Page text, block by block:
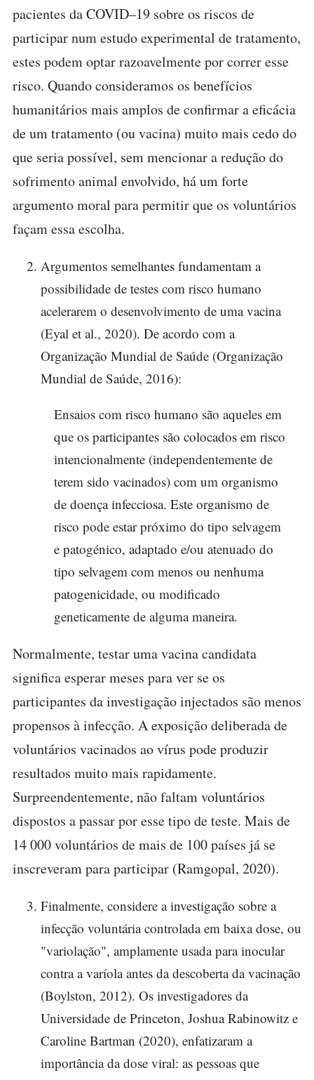
pacientes da COVID–19 sobre os riscos de
participar num estudo experimental de tratamento,
estes podem optar razoavelmente por correr esse
risco. Quando consideramos os benefícios
humanitários mais amplos de confirmar a eficácia
de um tratamento (ou vacina) muito mais cedo do
que seria possível, sem mencionar a redução do
sofrimento animal envolvido, há um forte
argumento moral para permitir que os voluntários
façam essa escolha.
Argumentos semelhantes fundamentam a
possibilidade de testes com risco humano
acelerarem o desenvolvimento de uma vacina
(Eyal et al., 2020). De acordo com a
Organização Mundial de Saúde (Organização
Mundial de Saúde, 2016):
Ensaios com risco humano são aqueles em
que os participantes são colocados em risco
intencionalmente (independentemente de
terem sido vacinados) com um organismo
de doença infecciosa. Este organismo de
risco pode estar próximo do tipo selvagem
e patogénico, adaptado e/ou atenuado do
tipo selvagem com menos ou nenhuma
patogenicidade, ou modificado
geneticamente de alguma maneira.
Normalmente, testar uma vacina candidata
significa esperar meses para ver se os
participantes da investigação injectados são menos
propensos à infecção. A exposição deliberada de
voluntários vacinados ao vírus pode produzir
resultados muito mais rapidamente.
Surpreendentemente, não faltam voluntários
dispostos a passar por esse tipo de teste. Mais de
14 000 voluntários de mais de 100 países já se
inscreveram para participar (Ramgopal, 2020).
Finalmente, considere a investigação sobre a
infecção voluntária controlada em baixa dose, ou
"variolação", amplamente usada para inocular
contra a varíola antes da descoberta da vacinação
(Boylston, 2012). Os investigadores da
Universidade de Princeton, Joshua Rabinowitz e
Caroline Bartman (2020), enfatizaram a
importância da dose viral: as pessoas que